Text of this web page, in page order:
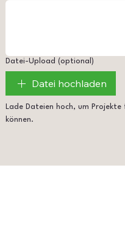
Datei-Upload (optional)
Datei hochladen
Lade Dateien hoch, um
können.